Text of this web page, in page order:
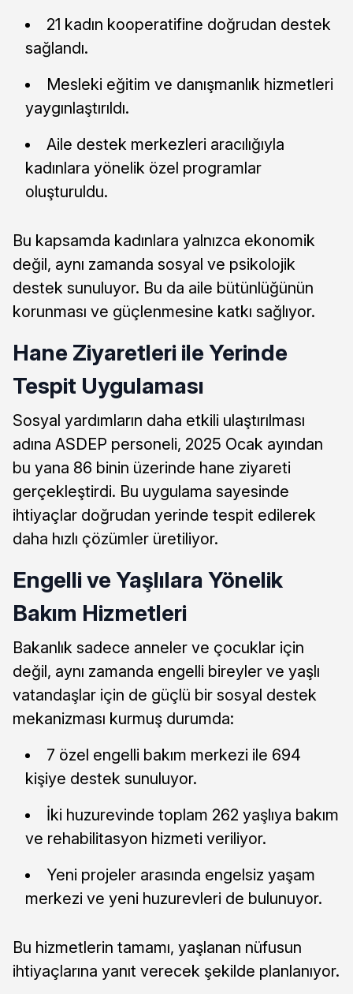
21 kadın kooperatifine doğrudan destek
sağlandı.
Mesleki eğitim ve danışmanlık hizmetleri
yaygınlaştırıldı.
Aile destek merkezleri aracılığıyla
kadınlara yönelik özel programlar
oluşturuldu.
Bu kapsamda kadınlara yalnızca ekonomik
değil, aynı zamanda sosyal ve psikolojik
destek sunuluyor. Bu da aile bütünlüğünün
korunması ve güçlenmesine katkı sağlıyor.
Hane Ziyaretleri ile Yerinde
Tespit Uygulaması
Sosyal yardımların daha etkili ulaştırılması
adına ASDEP personeli, 2025 Ocak ayından
bu yana 86 binin üzerinde hane ziyareti
gerçekleştirdi. Bu uygulama sayesinde
ihtiyaçlar doğrudan yerinde tespit edilerek
daha hızlı çözümler üretiliyor.
Engelli ve Yaşlılara Yönelik
Bakım Hizmetleri
Bakanlık sadece anneler ve çocuklar için
değil, aynı zamanda engelli bireyler ve yaşlı
vatandaşlar için de güçlü bir sosyal destek
mekanizması kurmuş durumda:
7 özel engelli bakım merkezi ile 694
kişiye destek sunuluyor.
İki huzurevinde toplam 262 yaşlıya bakım
ve rehabilitasyon hizmeti veriliyor.
Yeni projeler arasında engelsiz yaşam
merkezi ve yeni huzurevleri de bulunuyor.
Bu hizmetlerin tamamı, yaşlanan nüfusun
ihtiyaçlarına yanıt verecek şekilde planlanıyor.